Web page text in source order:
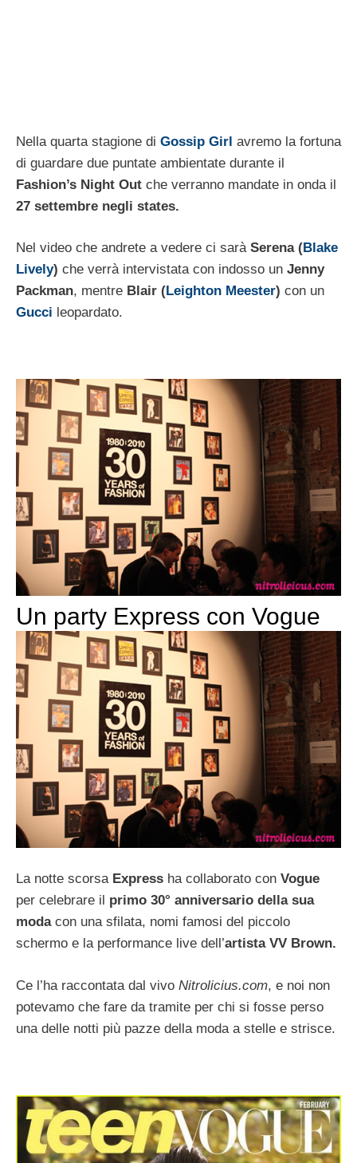
Nella quarta stagione di Gossip Girl avremo la fortuna
di guardare due puntate ambientate durante il
Fashion’s Night Out che verranno mandate in onda il
27 settembre negli states.
Nel video che andrete a vedere ci sarà Serena (Blake
Lively) che verrà intervistata con indosso un Jenny
Packman, mentre Blair (Leighton Meester) con un
Gucci leopardato.
Un party Express con Vogue
La notte scorsa Express ha collaborato con Vogue
per celebrare il primo 30° anniversario della sua
modacon una sfilata, nomi famosi del piccolo
schermo e la performance live dell’artista VV Brown.
Ce l’ha raccontata dal vivo Nitrolicius.com, e noi non
potevamo che fare da tramite per chi si fosse perso
una delle notti più pazze della moda a stelle e strisce.